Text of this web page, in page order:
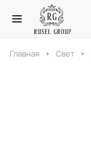
Главная Свет